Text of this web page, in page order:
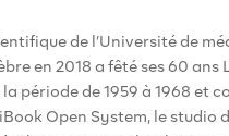
de l’Université de
en 2018 a fêté ses 60 ans
période de 1959 à 1968 et
Open System, le studio